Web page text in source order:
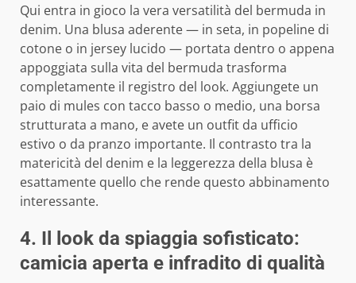
Qui entra in gioco la vera versatilità del bermuda in
denim. Una blusa aderente — in seta, in popeline di
cotone o in jersey lucido — portata dentro o appena
appoggiata sulla vita del bermuda trasforma
completamente il registro del look. Aggiungete un
paio di mules con tacco basso o medio, una borsa
strutturata a mano, e avete un outfit da ufficio
estivo o da pranzo importante. Il contrasto tra la
matericità del denim e la leggerezza della blusa è
esattamente quello che rende questo abbinamento
interessante.
4. Il look da spiaggia sofisticato:
camicia aperta e infradito di qualità